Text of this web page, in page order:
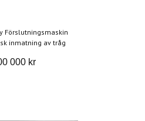
Förslutningsmaskin
inmatning av tråg
000 kr